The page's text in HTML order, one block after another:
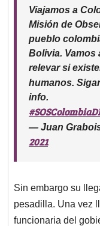
Viajamos a
Misión de
pueblo
Bolivia. Vamos
relevar si
humanos.
info.
— Juan
2021
Sin embargo su
pesadilla. Una vez
funcionaria del